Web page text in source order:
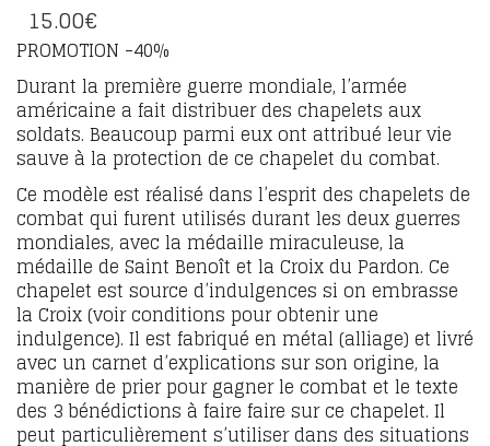
15.00€
PROMOTION -40%
Durant la première guerre mondiale, l’armée
américaine a fait distribuer des chapelets aux
soldats. Beaucoup parmi eux ont attribué leur vie
sauve à la protection de ce chapelet du combat.
Ce modèle est réalisé dans l’esprit des chapelets de
combat qui furent utilisés durant les deux guerres
mondiales, avec la médaille miraculeuse, la
médaille de Saint Benoît et la Croix du Pardon. Ce
chapelet est source d’indulgences si on embrasse
la Croix (voir conditions pour obtenir une
indulgence). Il est fabriqué en métal (alliage) et livré
avec un carnet d’explications sur son origine, la
manière de prier pour gagner le combat et le texte
des 3 bénédictions à faire faire sur ce chapelet. Il
peut particulièrement s’utiliser dans des situations